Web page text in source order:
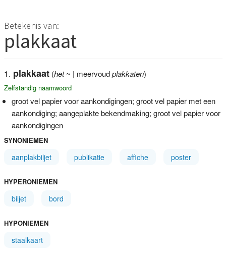
Betekenis van:
plakkaat
plakkaat(het~ | meervoudplakkaten)
Zelfstandig naamwoord
groot vel papier voor aankondigingen; groot vel papier met een
aankondiging; aangeplakte bekendmaking; groot vel papier voor
aankondigingen
SYNONIEMEN
aanplakbiljet publikatie affiche poster
HYPERONIEMEN
biljet bord
HYPONIEMEN
staalkaart